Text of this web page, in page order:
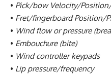
• Pick/bow Velocity/
• Fret/fingerboard Position/
• Wind flow or pressure
• Embouchure (bite)
• Wind controller keypads
• Lip pressure/frequency